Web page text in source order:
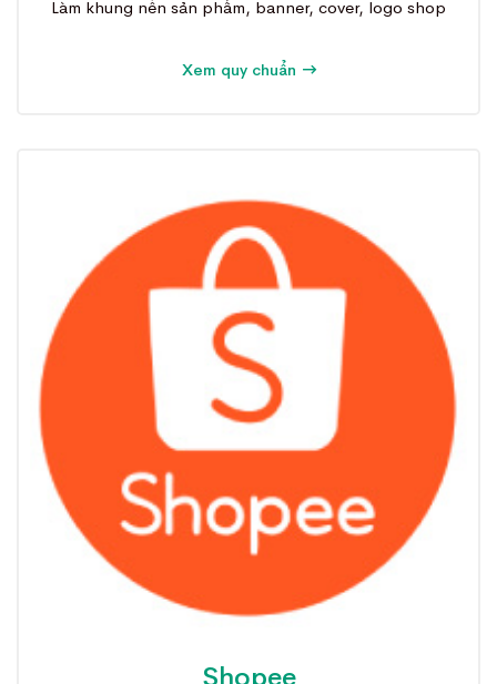
Làm khung nền sản phẩm, banner, cover, logo shop
Xem quy chuẩn
Shopee